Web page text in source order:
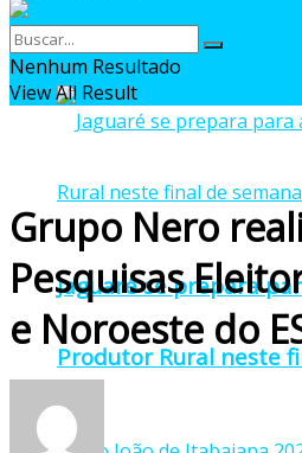
cultura local e
Jaguaré se prepara
Produtor Rural neste
Nenhum Resultado
View All Result
Grupo Nero
Pesquisas
e Noroeste do